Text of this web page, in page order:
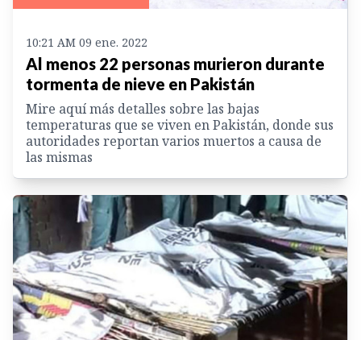
10:21 AM 09 ene. 2022
Al menos 22 personas murieron durante
tormenta de nieve en Pakistán
Mire aquí más detalles sobre las bajas
temperaturas que se viven en Pakistán, donde sus
autoridades reportan varios muertos a causa de
las mismas